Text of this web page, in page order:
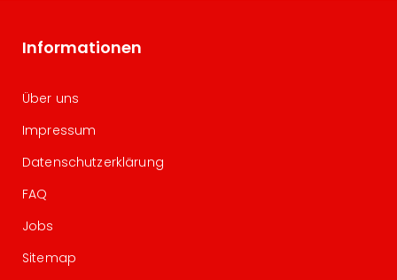
Informationen
Über uns
Impressum
Datenschutzerklärung
FAQ
Jobs
Sitemap